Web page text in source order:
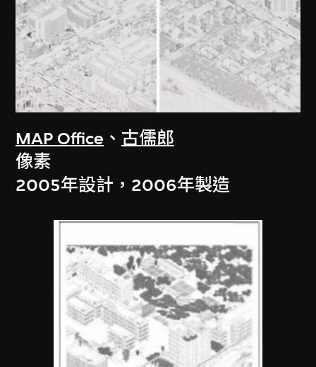
MAP Office 、 古儒郎
像素
2005年設計，2006年製造